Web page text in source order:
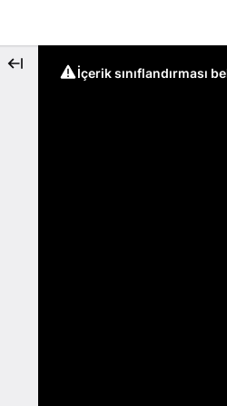
İçerik sınıflandırması